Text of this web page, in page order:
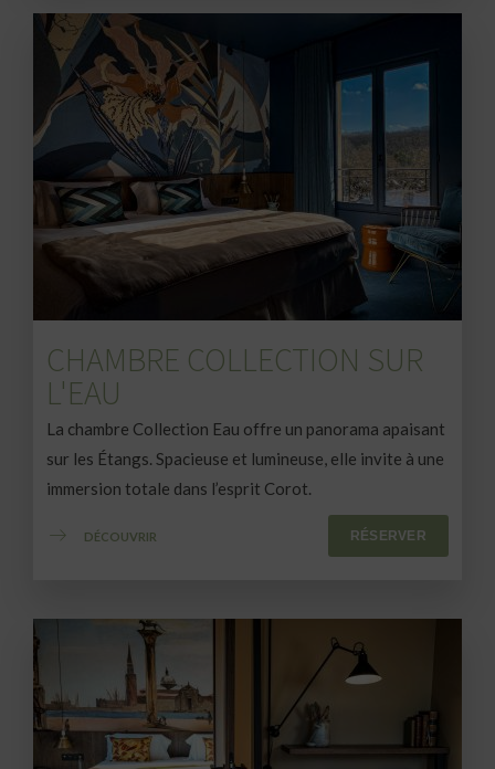
CHAMBRE COLLECTION SUR
L'EAU
La chambre Collection Eau offre un panorama apaisant
sur les Étangs. Spacieuse et lumineuse, elle invite à une
immersion totale dans l’esprit Corot.
DÉCOUVRIR RÉSERVER